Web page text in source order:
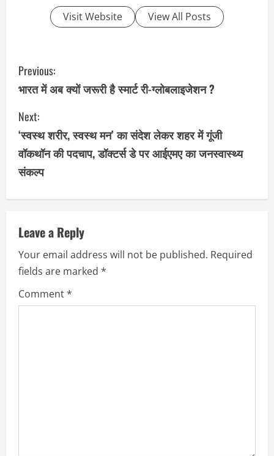
Visit Website View All Posts
C
o
n
t
i
n
e
R
e
Previous:
भारत में अब क्यों जरूरी है स्मार्ट री-ग्लोबलाइजेशन ?
Next:
‘स्वस्थ शरीर, स्वस्थ मन’ का संदेश लेकर शहर में गूंजी
वॉकथॉन की पदचाप, डॉक्टर्स डे पर आईएमए का जनस्वास्थ्य
संकल्प
Leave a Reply
Your email address will not be published. Required
fields are marked *
Comment*